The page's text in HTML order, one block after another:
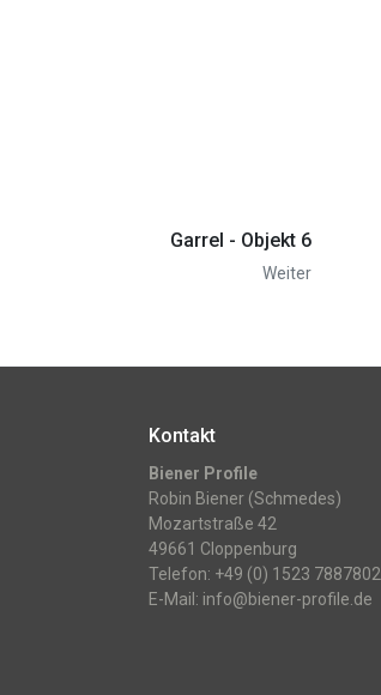
Garrel - Objekt 6
Weiter
Kontakt
Biener Profile
Robin Biener (Schmedes)
Mozartstraße 42
49661 Cloppenburg
Telefon: +49 (0) 1523 7887802
E-Mail: info@biener-profile.de